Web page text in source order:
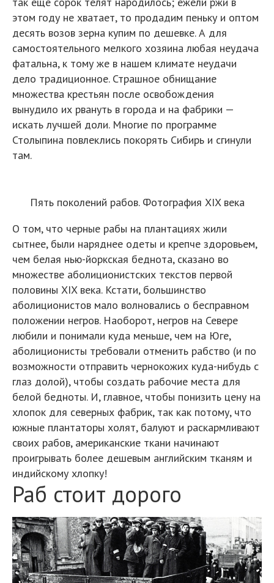
этом году не хватает, то продадим пеньку и оптом
десять возов зерна купим по дешевке. А для
самостоятельного мелкого хозяина любая неудача
фатальна, к тому же в нашем климате неудачи
дело традиционное. Страшное обнищание
множества крестьян после освобождения
вынудило их рвануть в города и на фабрики —
искать лучшей доли. Многие по программе
Столыпина повлеклись покорять Сибирь и сгинули
там.
Пять поколений рабов. Фотография XIX века
О том, что черные рабы на плантациях жили
сытнее, были наряднее одеты и крепче здоровьем,
чем белая нью-йоркская беднота, сказано во
множестве аболиционистских текстов первой
половины XIX века. Кстати, большинство
аболиционистов мало волновались о бесправном
положении негров. Наоборот, негров на Севере
любили и понимали куда меньше, чем на Юге,
аболиционисты требовали отменить рабство (и по
возможности отправить чернокожих куда-нибудь с
глаз долой), чтобы создать рабочие места для
белой бедноты. И, главное, чтобы понизить цену на
хлопок для северных фабрик, так как потому, что
южные плантаторы холят, балуют и раскармливают
своих рабов, американские ткани начинают
проигрывать более дешевым английским тканям и
индийскому хлопку!
Раб стоит дорого